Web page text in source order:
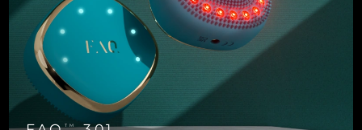
TM
LUNA™ 4 Men
For men, anti-aging massage
LUNA™ 4 mini
For young skin, T-zone
BEAR™ 2 eyes & lips
Microcurrent line smoothing device
面部提拉护理
Premium anti-aging skincare
UFO™ 3 LED
Near-infrared and red light therapy
UFO™ 3 mini
issa™ 4 plus
Smart hybrid silicone sonic toothbrush
issa™ 4 smile
抗老
FAQ™ 101
Clinical anti-aging
LED治疗
NEW
FAQ™ 201
LED mask
加拿大 预计送达日期8/13/26
智利 预计送达日期
中国